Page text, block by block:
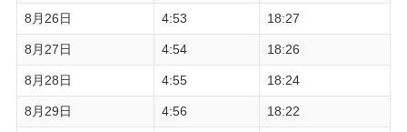
8月26日 4:53 18:27
8月27日 4:54 18:26
8月28日 4:55 18:24
8月29日 4:56 18:22